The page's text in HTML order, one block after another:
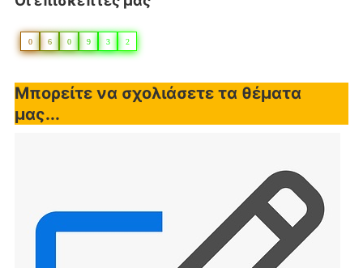
0 6 0 9 3 2
Μπορείτε να σχολιάσετε τα θέματα
μας...